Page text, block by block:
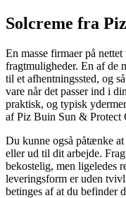
Solcreme fra
En masse firmaer på
fragtmuligheder. En af de
til et afhentningssted, og
vare når det passer ind i
praktisk, og typisk
af Piz Buin Sun & Protect
Du kunne også påtænke
eller ud til dit arbejde.
bekostelig, men ligeledes
leveringsform er uden
betinges af at du befinder